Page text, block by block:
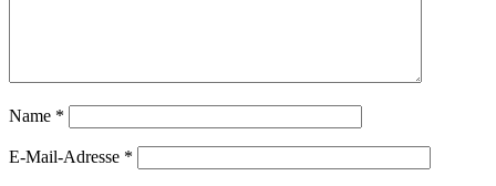
Name *
E-Mail-Adresse *